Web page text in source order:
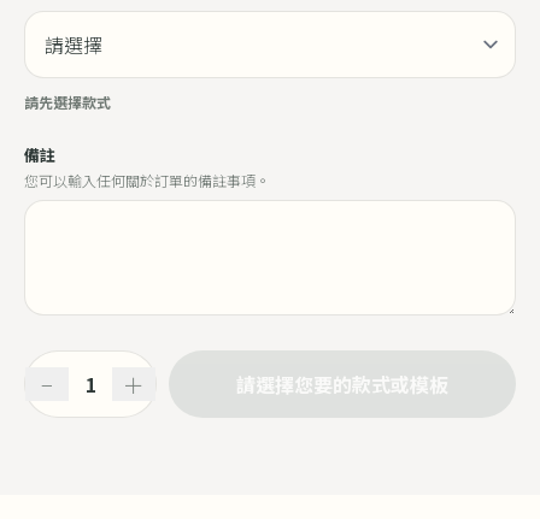
請先選擇款式
備註
您可以輸入任何關於訂單的備註事項。
− ＋ 請選擇您要的款式或模板